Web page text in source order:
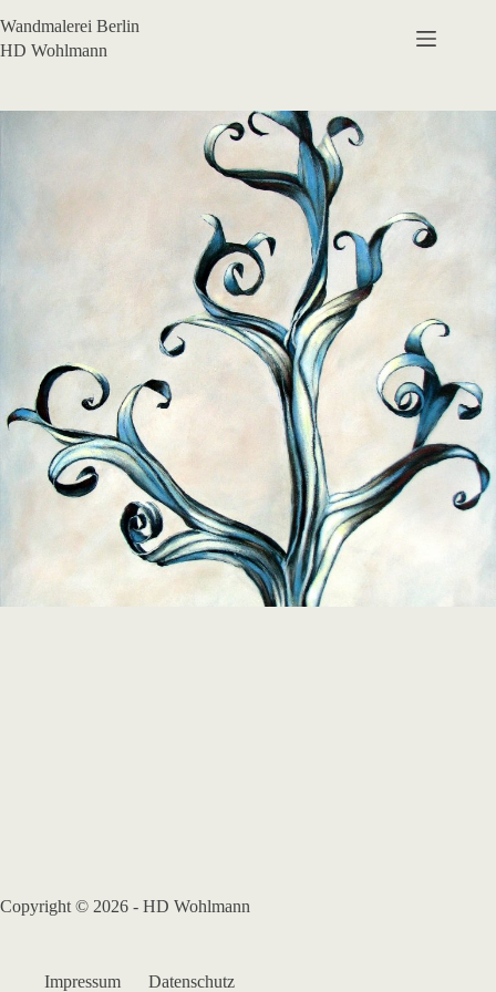
Inhalt
springen
Wandmalerei Berlin
HD Wohlmann
Copyright © 2026 - HD Wohlmann
Impressum Datenschutz